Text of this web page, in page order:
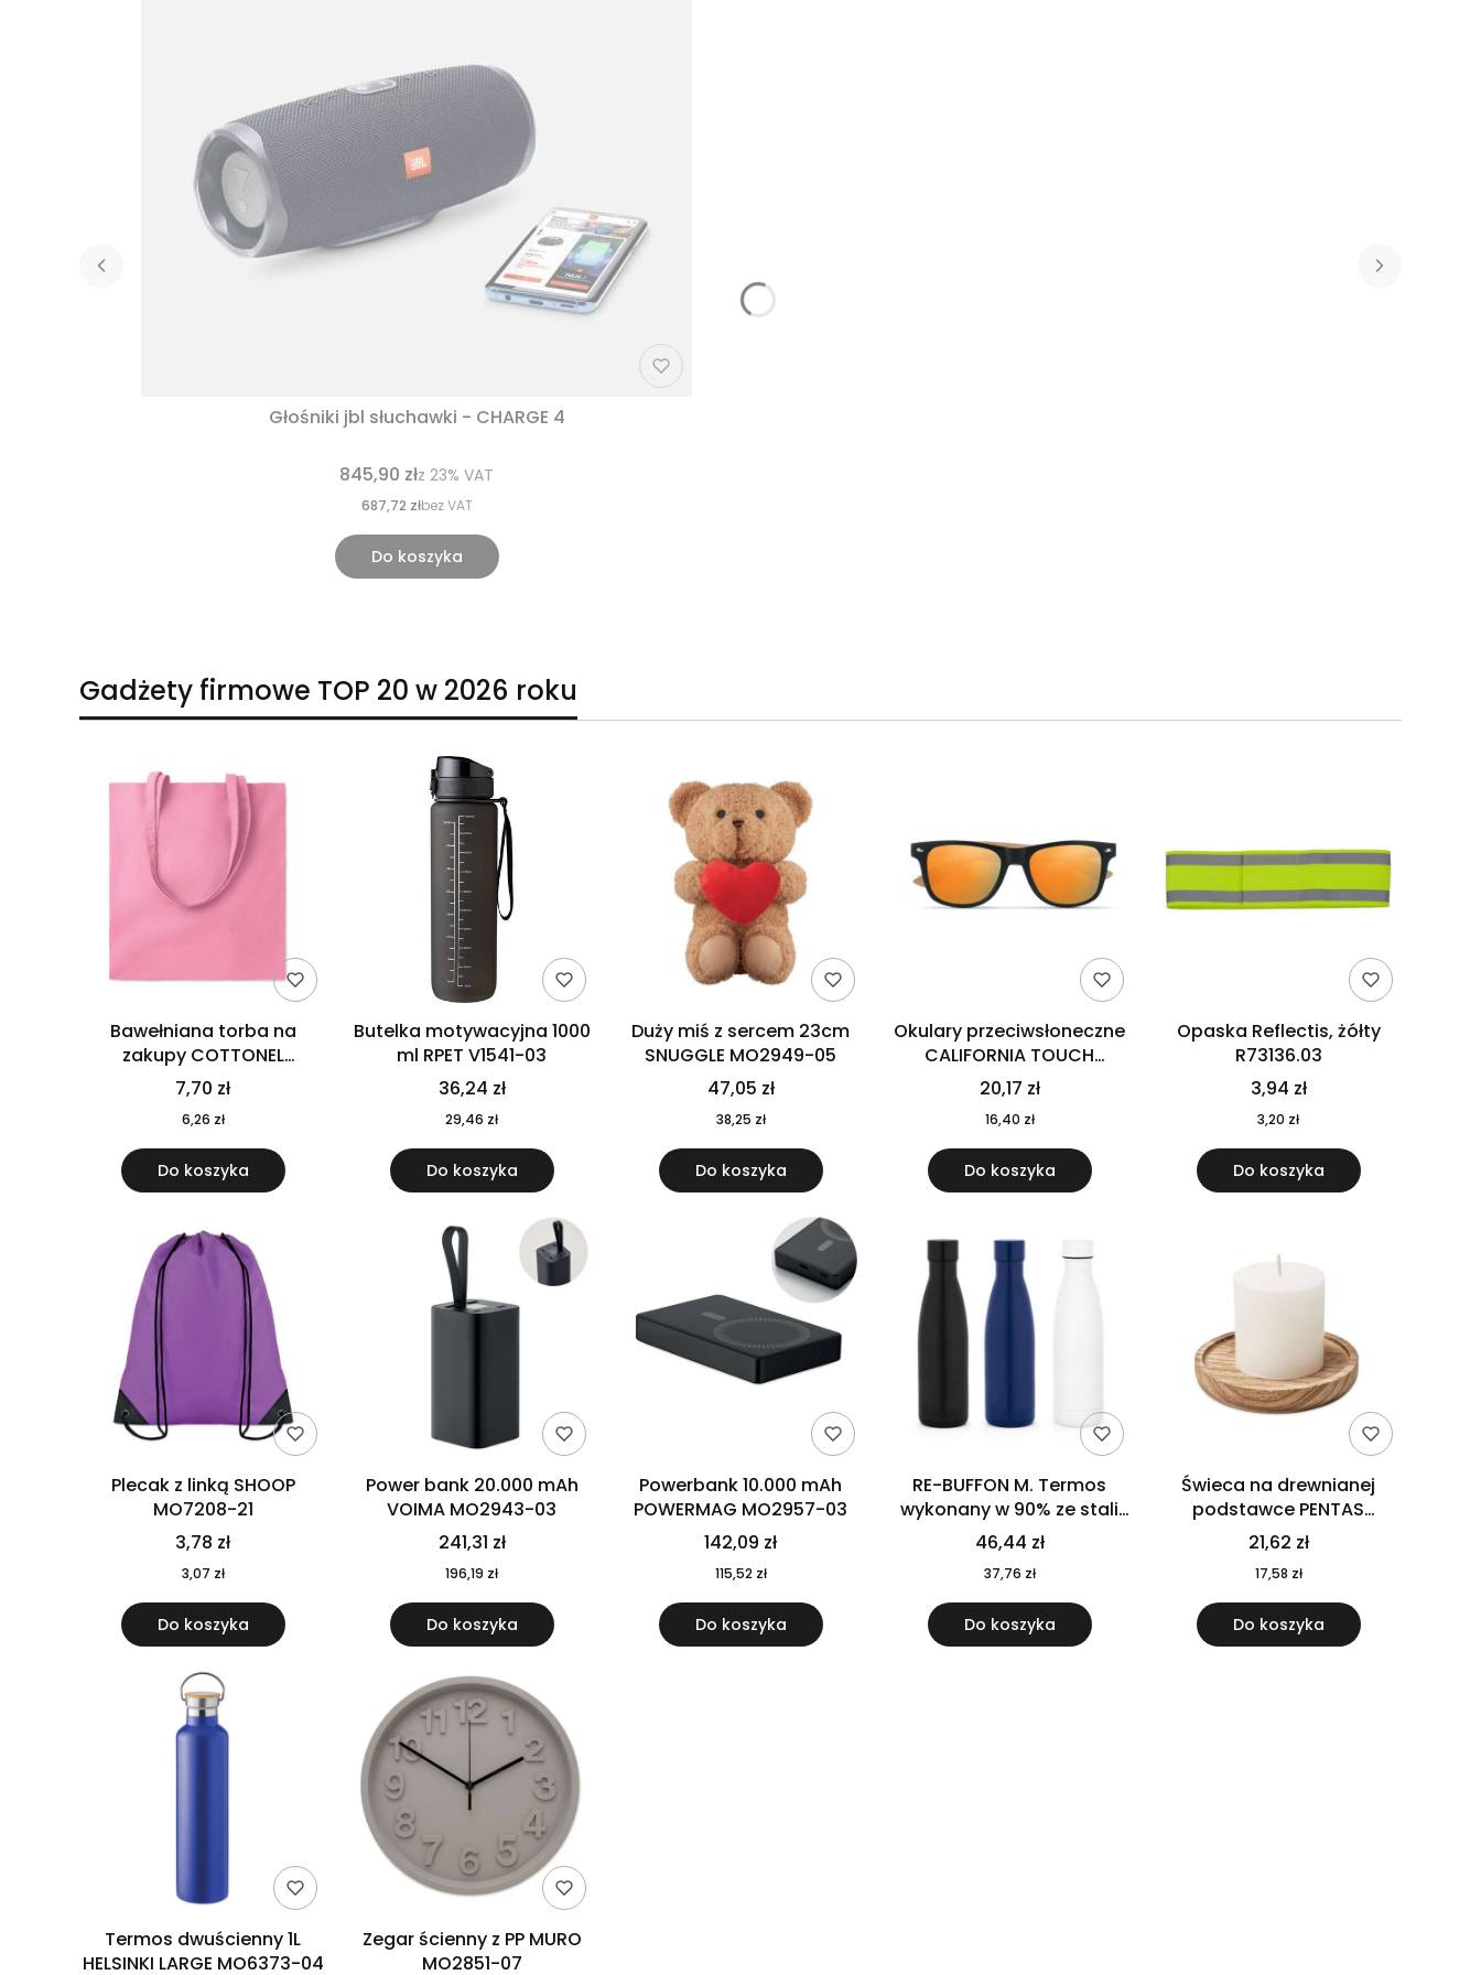
Głośniki jbl słuchawki - CHARGE 4
845,90 złz 23% VAT
687,72 złbez VAT
Do koszyka
Gadżety firmowe TOP 20 w 2026 roku
Bawełniana torba na
zakupy COTTONEL
COLOUR++ MO9846-11
7,70 zł
6,26 zł
Do koszyka
Butelka motywacyjna 1000
ml RPET V1541-03
36,24 zł
29,46 zł
Do koszyka
Duży miś z sercem 23cm
SNUGGLE MO2949-05
47,05 zł
38,25 zł
Do koszyka
Okulary przeciwsłoneczne
CALIFORNIA TOUCH
MO9617-10
20,17 zł
16,40 zł
Do koszyka
Opaska Reflectis, żółty
R73136.03
3,94 zł
3,20 zł
Do koszyka
Plecak z linką SHOOP
MO7208-21
3,78 zł
3,07 zł
Do koszyka
Power bank 20.000 mAh
VOIMA MO2943-03
241,31 zł
196,19 zł
Do koszyka
Powerbank 10.000 mAh
POWERMAG MO2957-03
142,09 zł
115,52 zł
Do koszyka
RE-BUFFON M. Termos
wykonany w 90% ze stali
nierdzewnej pochodzącej z
recyklingu 520 ml 94294
46,44 zł
37,76 zł
Do koszyka
Świeca na drewnianej
podstawce PENTAS
MO6282-40
21,62 zł
17,58 zł
Do koszyka
Termos dwuścienny 1L
HELSINKI LARGE MO6373-04
Zegar ścienny z PP MURO
MO2851-07